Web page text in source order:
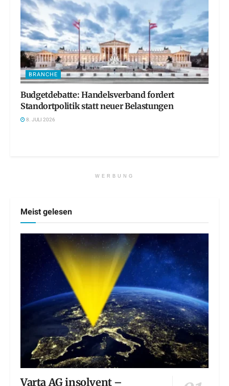
BRANCHE
Budgetdebatte: Handelsverband fordert
Standortpolitik statt neuer Belastungen
8. JULI 2026
WERBUNG
Meist gelesen
Varta AG insolvent –